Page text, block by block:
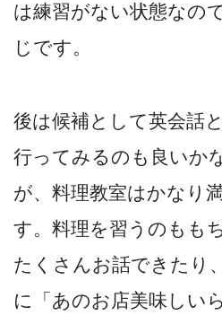
は練習がない状態なの
じです。
後は候補として英会話
行ってみるのも良いか
が、料理教室はかなり
す。料理を習うのもも
たくさんお話できたり
に「あのお店美味しい